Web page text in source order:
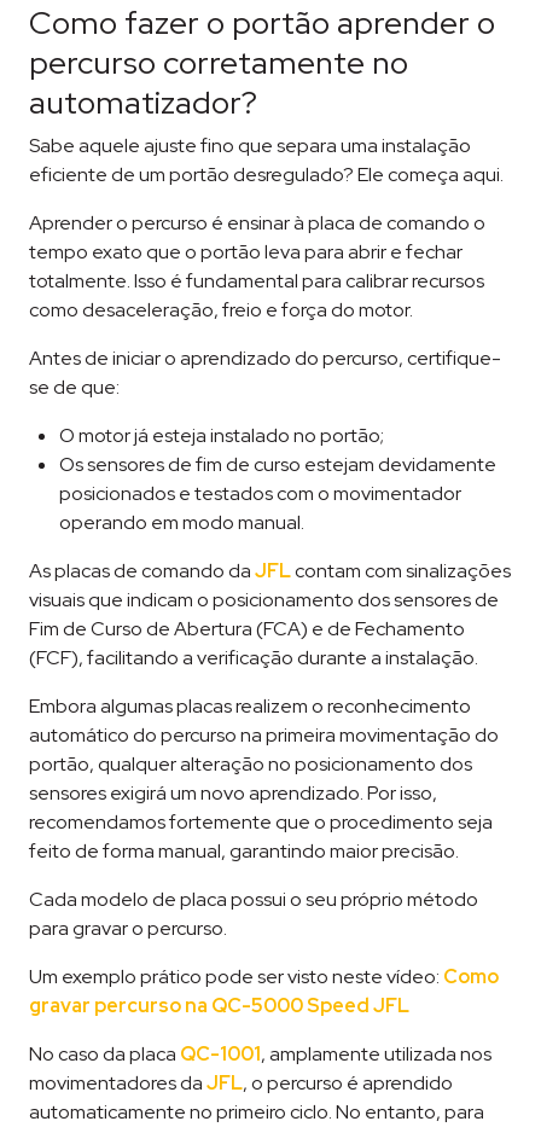
Como fazer o portão aprender o
percurso corretamente no
automatizador?
Sabe aquele ajuste fino que separa uma instalação
eficiente de um portão desregulado? Ele começa aqui.
Aprender o percurso é ensinar à placa de comando o
tempo exato que o portão leva para abrir e fechar
totalmente. Isso é fundamental para calibrar recursos
como desaceleração, freio e força do motor.
Antes de iniciar o aprendizado do percurso, certifique-
se de que:
O motor já esteja instalado no portão;
Os sensores de fim de curso estejam devidamente
posicionados e testados com o movimentador
operando em modo manual.
As placas de comando daJFLcontam com sinalizações
visuais que indicam o posicionamento dos sensores de
Fim de Curso de Abertura (FCA) e de Fechamento
(FCF), facilitando a verificação durante a instalação.
Embora algumas placas realizem o reconhecimento
automático do percurso na primeira movimentação do
portão, qualquer alteração no posicionamento dos
sensores exigirá um novo aprendizado. Por isso,
recomendamos fortemente que o procedimento seja
feito de forma manual, garantindo maior precisão.
Cada modelo de placa possui o seu próprio método
para gravar o percurso.
Um exemplo prático pode ser visto neste vídeo: Como
gravar percurso na QC-5000 Speed JFL
No caso da placa QC-1001, amplamente utilizada nos
movimentadores daJFL, o percurso é aprendido
automaticamente no primeiro ciclo. No entanto, para